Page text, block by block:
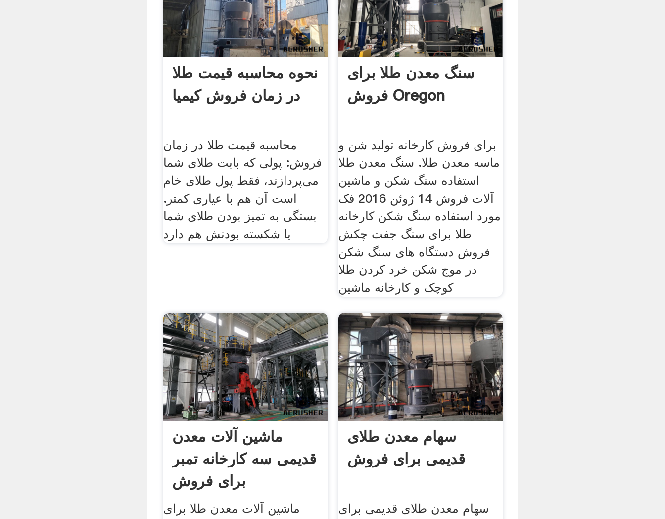
نحوه محاسبه قیمت طلا
در زمان فروش کیمیا
محاسبه قیمت طلا در زمان
فروش: پولی که بابت طلای شما
می‌پردازند، فقط پول طلای خام
است آن هم با عیاری کمتر.
بستگی به تمیز بودن طلای شما
یا شکسته بودنش هم دارد
سنگ معدن طلا برای
فروش Oregon
برای فروش کارخانه تولید شن و
ماسه معدن طلا. سنگ معدن طلا
استفاده سنگ شکن و ماشین
آلات فروش 14 ژوئن 2016 فک
مورد استفاده سنگ شکن کارخانه
طلا برای سنگ جفت چکش
فروش دستگاه های سنگ شکن
در موج شکن خرد کردن طلا
کوچک و کارخانه ماشین
ماشین آلات معدن
قدیمی سه کارخانه تمبر
برای فروش
ماشین آلات معدن طلا برای
سهام معدن طلای
قدیمی برای فروش
سهام معدن طلای قدیمی برای